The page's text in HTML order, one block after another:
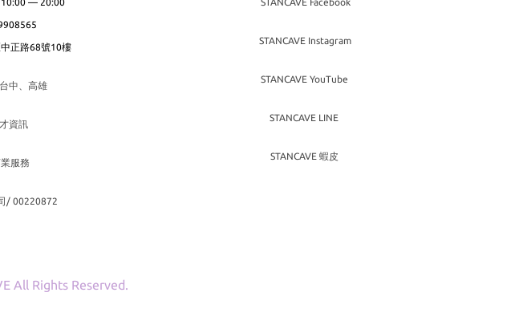
正路68號10樓
中、高雄
資訊
服務
/ 00220872
STANCAVE Instagram
STANCAVE YouTube
STANCAVE LINE
STANCAVE 蝦皮
All Rights Reserved.